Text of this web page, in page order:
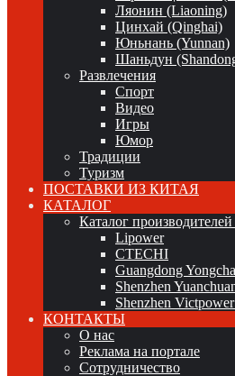
Ляонин (Liaoning)
Цинхай (Qinghai)
Юньнань (Yunnan)
Шаньдун
Развлечения
Спорт
Видео
Игры
Юмор
Традиции
Туризм
ПОСТАВКИ ИЗ КИТАЯ
КАТАЛОГ
Каталог
Lipower
CTECHI
Guangdong
Shenzhen
Shenzhen
КОНТАКТЫ
О нас
Реклама на портале
Сотрудничество